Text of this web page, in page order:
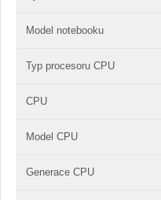
Model notebooku
Typ procesoru CPU
CPU
Model CPU
Generace CPU